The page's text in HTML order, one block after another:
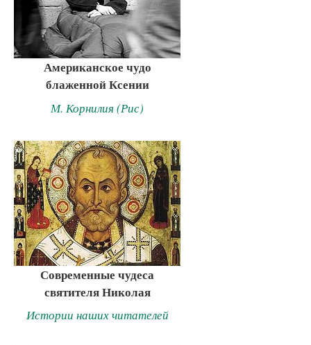
Американское чудо
блаженной Ксении
М. Корнилия (Рис)
Современные чудеса
святителя Николая
Истории наших читателей